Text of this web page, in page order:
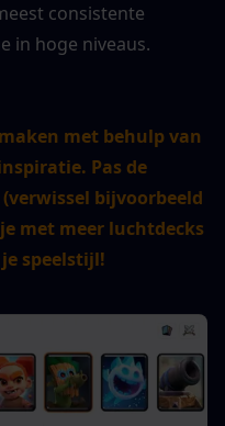
consistente
in hoge niveaus.
met behulp van
Pas de
bijvoorbeeld
met meer luchtdecks
speelstijl!